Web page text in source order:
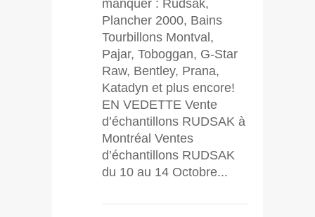
manquer : Rudsak,
Plancher 2000, Bains
Tourbillons Montval,
Pajar, Toboggan, G-Star
Raw, Bentley, Prana,
Katadyn et plus encore!
EN VEDETTE Vente
d’échantillons RUDSAK à
Montréal Ventes
d’échantillons RUDSAK
du 10 au 14 Octobre...